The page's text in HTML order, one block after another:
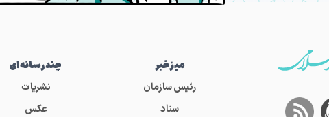
میز‌خبر
رئیس سازمان
ستاد
چندرسانه‌ای
نشریات
عکس